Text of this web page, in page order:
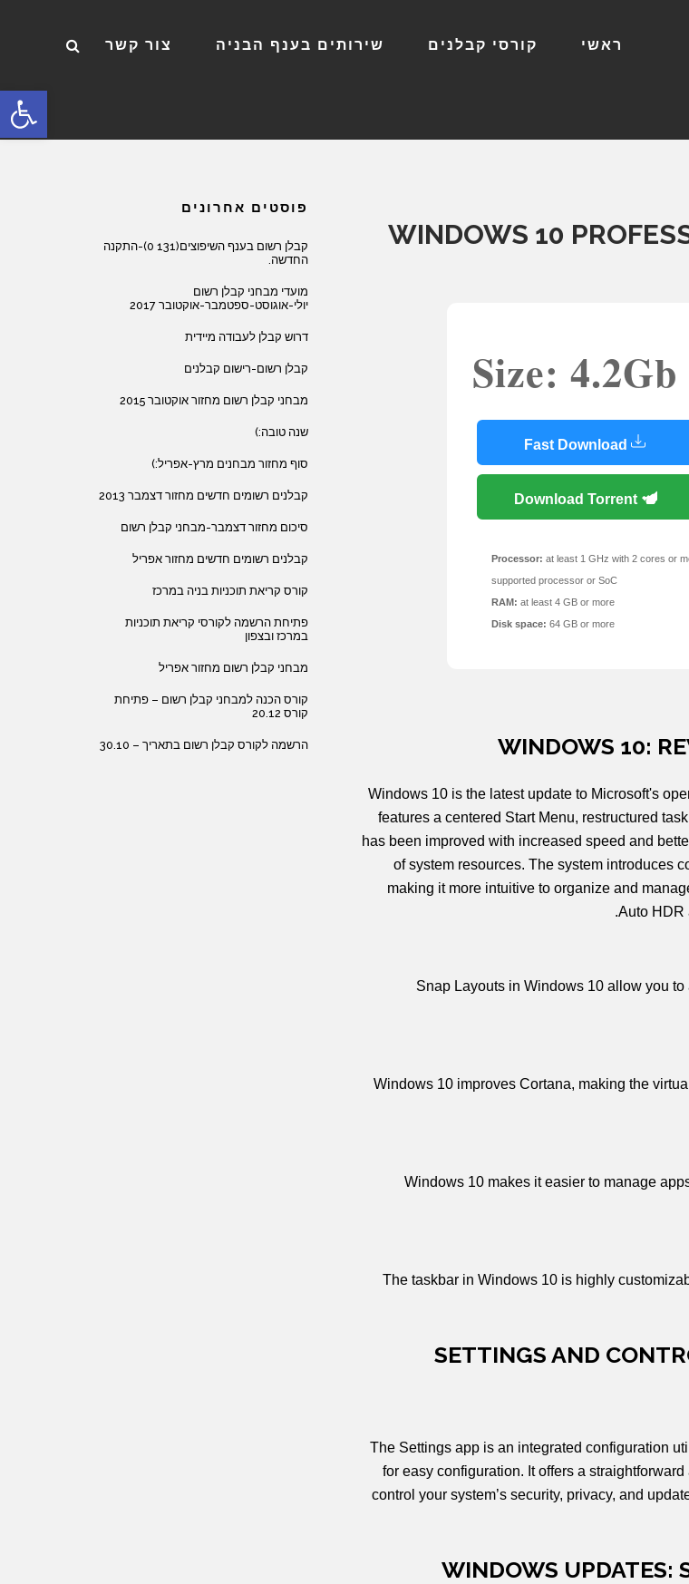
פתח
ראשי קורסי קבלנים שירותים בענף הבניה צור קשר
WINDOWS 10
Size: 4.2Gb
Fast Download
Processor: at least 1 GHz with 2 cores or
supported processor or SoC
RAM: at least 4 GB or more
Disk space: 64 GB or more
WINDOWS 10:
Windows 10 is the latest update to Microsoft's
features a centered Start Menu, restructured
has been improved with increased speed and
of system resources. The system introduces
making it more intuitive to organize and
Auto HDR
Snap Layouts in Windows 10 allow you
Windows 10 improves Cortana, making the
Windows 10 makes it easier to manage
The taskbar in Windows 10 is highly
SETTINGS AND
The Settings app is an integrated configuration
for easy configuration. It offers a
control your system’s security, privacy, and
WINDOWS UPDATES:
פוסטים אחרונים
קבלן רשום בענף השיפוצים(131 0)-התקנה
החדשה.
מועדי מבחני קבלן רשום
יולי-אוגוסט-ספטמבר-אוקטובר 2017
דרוש קבלן לעבודה מיידית
קבלן רשום-רישום קבלנים
מבחני קבלן רשום מחזור אוקטובר 2015
שנה טובה:)
סוף מחזור מבחנים מרץ-אפריל:)
קבלנים רשומים חדשים מחזור דצמבר 2013
סיכום מחזור דצמבר-מבחני קבלן רשום
קבלנים רשומים חדשים מחזור אפריל
קורס קריאת תוכניות בניה במרכז
פתיחת הרשמה לקורסי קריאת תוכניות
במרכז ובצפון
מבחני קבלן רשום מחזור אפריל
קורס הכנה למבחני קבלן רשום – פתיחת
קורס 20.12
הרשמה לקורס קבלן רשום בתאריך – 30.10